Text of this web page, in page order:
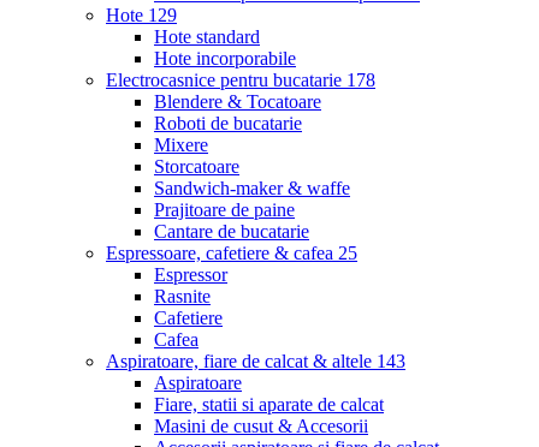
Hote 129
Hote standard
Hote incorporabile
Electrocasnice pentru bucatarie 178
Blendere & Tocatoare
Roboti de bucatarie
Mixere
Storcatoare
Sandwich-maker & waffe
Prajitoare de paine
Cantare de bucatarie
Espressoare, cafetiere & cafea 25
Espressor
Rasnite
Cafetiere
Cafea
Aspiratoare, fiare de calcat & altele 143
Aspiratoare
Fiare, statii si aparate de calcat
Masini de cusut & Accesorii